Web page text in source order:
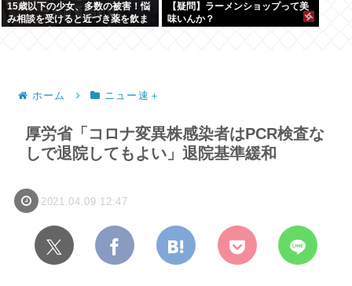
15歳以下の少女、多数の被害！悩
み相談を受けると近づき薬を飲ま
【疑問】ラーメンショップって美
味いんか？
ホーム ニュー速＋
厚労省「コロナ変異株感染者はPCR検査な
しで退院してもよい」退院基準緩和
2021.04.09 12:47